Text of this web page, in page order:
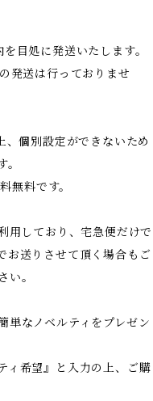
目処に発送いたします。
発送は行っておりませ
個別設定ができないため
無料です。
用しており、宅急便だけで
お送りさせて頂く場合もご
い。
単なノベルティをプレゼン
ィ希望』と入力の上、ご購